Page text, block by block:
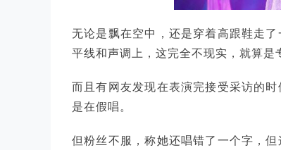
无论是飘在空中，还是穿着高跟鞋走
平线和声调上，这完全不现实，就算是
而且有网友发现在表演完接受采访的
是在假唱。
但粉丝不服，称她还唱错了一个字，